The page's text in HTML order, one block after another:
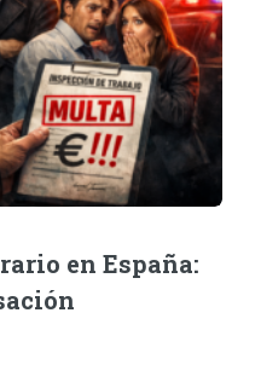
en España: